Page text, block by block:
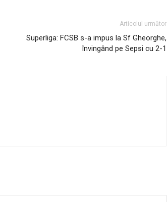
Articolul următor
Superliga: FCSB s-a impus la Sf Gheorghe,
învingând pe Sepsi cu 2-1